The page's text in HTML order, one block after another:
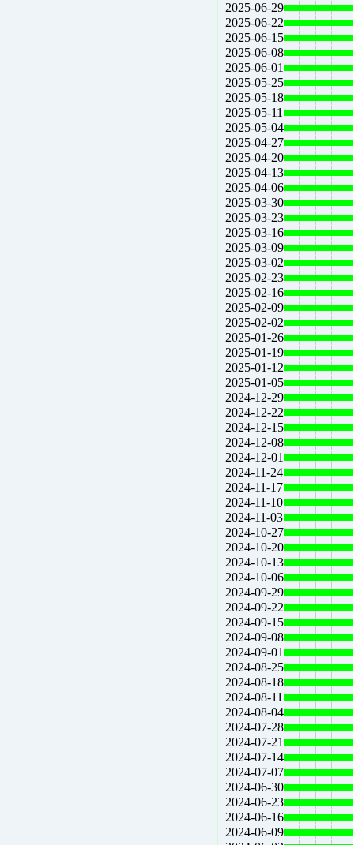
2025-06-29
2025-06-22
2025-06-15
2025-06-08
2025-06-01
2025-05-25
2025-05-18
2025-05-11
2025-05-04
2025-04-27
2025-04-20
2025-04-13
2025-04-06
2025-03-30
2025-03-23
2025-03-16
2025-03-09
2025-03-02
2025-02-23
2025-02-16
2025-02-09
2025-02-02
2025-01-26
2025-01-19
2025-01-12
2025-01-05
2024-12-29
2024-12-22
2024-12-15
2024-12-08
2024-12-01
2024-11-24
2024-11-17
2024-11-10
2024-11-03
2024-10-27
2024-10-20
2024-10-13
2024-10-06
2024-09-29
2024-09-22
2024-09-15
2024-09-08
2024-09-01
2024-08-25
2024-08-18
2024-08-11
2024-08-04
2024-07-28
2024-07-21
2024-07-14
2024-07-07
2024-06-30
2024-06-23
2024-06-16
2024-06-09